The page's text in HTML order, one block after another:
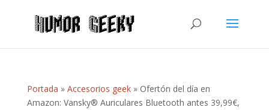
Portada » Accesorios geek» Ofertón del día en
Amazon: Vansky® Auriculares Bluetooth antes 39,99€,